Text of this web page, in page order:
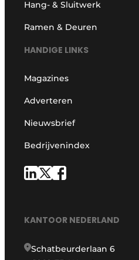
Hang- & Sluitwerk
Ramen & Deuren
HANDIGE LINKS
Magazines
Adverteren
Nieuwsbrief
Bedrijvenindex
KANTOOR NEDERLAND
Schatbeurderlaan 6